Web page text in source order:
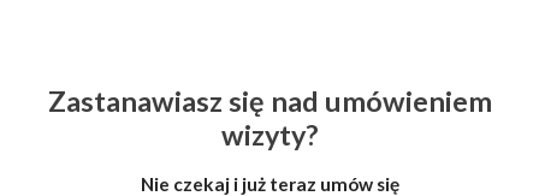
Zastanawiasz się nad umówieniem
wizyty?
Nie czekaj i już teraz umów się